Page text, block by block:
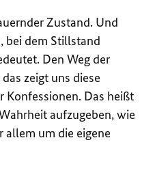
Zustand. Und
bei dem Stillstand
Den Weg der
zeigt uns diese
Konfessionen. Das heißt
aufzugeben, wie
allem um die eigene